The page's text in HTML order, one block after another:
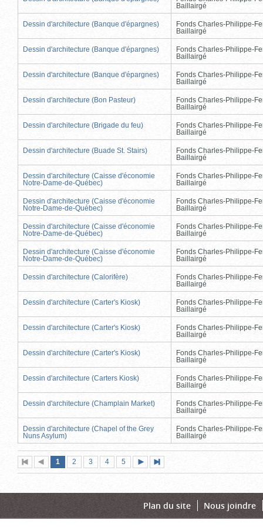
Baillairgé
Dessin d'architecture (Banque d'épargnes)
Fonds Charles-Philippe-
Baillairgé
Dessin d'architecture (Banque d'épargnes)
Fonds Charles-Philippe-
Baillairgé
Dessin d'architecture (Banque d'épargnes)
Fonds Charles-Philippe-
Baillairgé
Dessin d'architecture (Bon Pasteur)
Fonds Charles-Philippe-
Baillairgé
Dessin d'architecture (Brigade du feu)
Fonds Charles-Philippe-
Baillairgé
Dessin d'architecture (Buade St. Stairs)
Fonds Charles-Philippe-
Baillairgé
Dessin d'architecture (Caisse d'économie
Notre-Dame-de-Québec)
Fonds Charles-Philippe-
Baillairgé
Dessin d'architecture (Caisse d'économie
Notre-Dame-de-Québec)
Fonds Charles-Philippe-
Baillairgé
Dessin d'architecture (Caisse d'économie
Notre-Dame-de-Québec)
Fonds Charles-Philippe-
Baillairgé
Dessin d'architecture (Caisse d'économie
Notre-Dame-de-Québec)
Fonds Charles-Philippe-
Baillairgé
Dessin d'architecture (Calorifère)
Fonds Charles-Philippe-
Baillairgé
Dessin d'architecture (Carter's Kiosk)
Fonds Charles-Philippe-
Baillairgé
Dessin d'architecture (Carter's Kiosk)
Fonds Charles-Philippe-
Baillairgé
Dessin d'architecture (Carter's Kiosk)
Fonds Charles-Philippe-
Baillairgé
Dessin d'architecture (Carters Kiosk)
Fonds Charles-Philippe-
Baillairgé
Dessin d'architecture (Champlain Market)
Fonds Charles-Philippe-
Baillairgé
Dessin d'architecture (Chapel of the Grey
Nuns Asylum)
Fonds Charles-Philippe-
Baillairgé
Première
page
Page
précédente
Page
1 (page
actuelle)
Page
2 Page
3 Page
4 Page
5
suivante
page
Plan du site Nous joindre